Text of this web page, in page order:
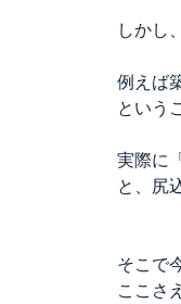
しかし
例えば
という
実際に
と、尻
そこで
ここさ